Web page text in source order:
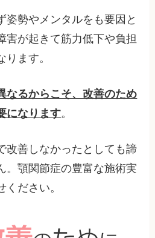
姿勢やメンタルをも要因と
害が起きて筋力低下や負担
ます。
なるからこそ、改善のため
になります。
改善しなかったとしても諦
。顎関節症の豊富な施術実
ださい。